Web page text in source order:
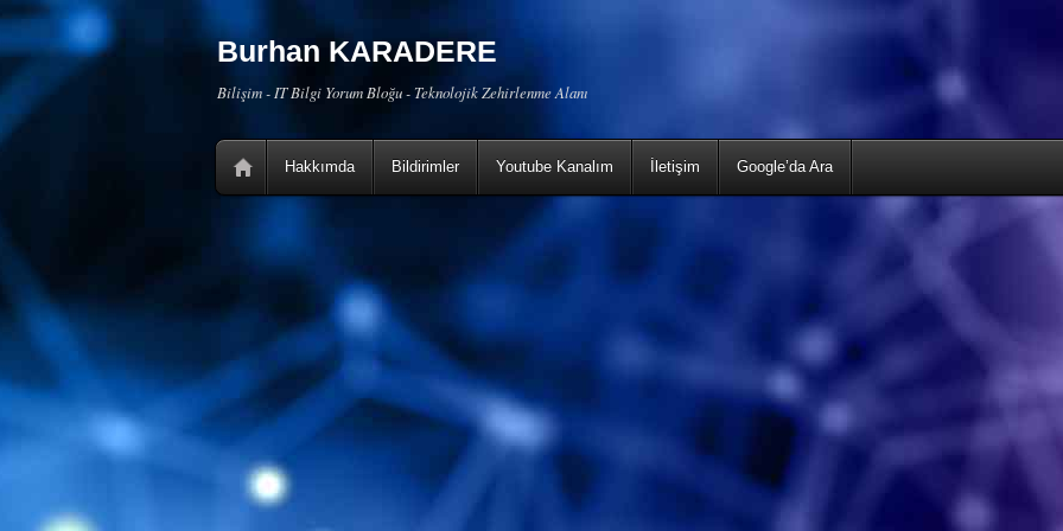
Burhan KARADERE
Bilişim - IT Bilgi Yorum Bloğu - Teknolojik Zehirlenme Alanı
Hakkımda Bildirimler Youtube Kanalım İletişim Google’da Ara